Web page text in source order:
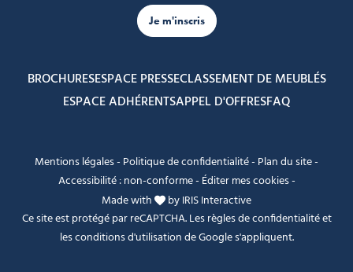
Je m'inscris
BROCHURESESPACE PRESSECLASSEMENT DE MEUBLÉS
ESPACE ADHÉRENTSAPPEL D'OFFRESFAQ
Mentions légales- Politique de confidentialité- Plan du site-
Accessibilité : non-conforme- Éditer mes cookies-
Made with
byIRIS Interactive
Ce site est protégé par reCAPTCHA. Lesrègles de confidentialitéet
lesconditions d'utilisationde Google s'appliquent.